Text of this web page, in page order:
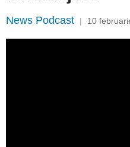
News Podcast | 10